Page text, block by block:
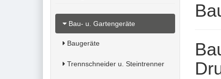
Bau- u. Gartengeräte
Baugeräte
Trennschneider u. Steintrenner